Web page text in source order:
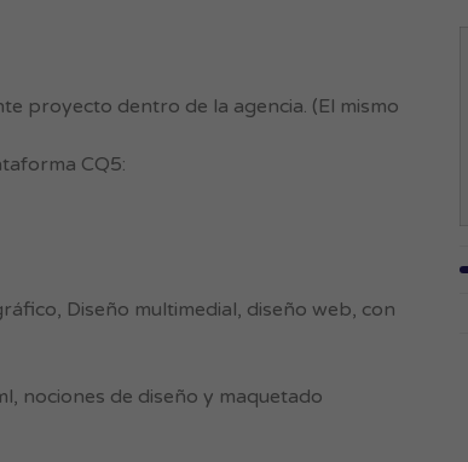
proyecto dentro de la agencia. (El mismo
CQ5:
Diseño multimedial, diseño web, con
nociones de diseño y maquetado